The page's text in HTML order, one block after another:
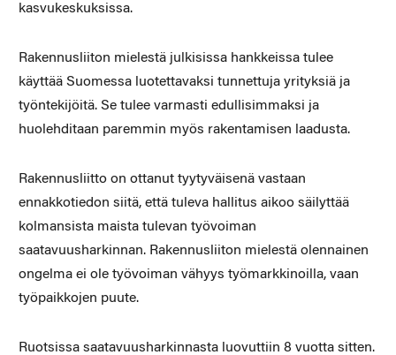
kasvukeskuksissa.
Rakennusliiton mielestä julkisissa hankkeissa tulee
käyttää Suomessa luotettavaksi tunnettuja yrityksiä ja
työntekijöitä. Se tulee varmasti edullisimmaksi ja
huolehditaan paremmin myös rakentamisen laadusta.
Rakennusliitto on ottanut tyytyväisenä vastaan
ennakkotiedon siitä, että tuleva hallitus aikoo säilyttää
kolmansista maista tulevan työvoiman
saatavuusharkinnan. Rakennusliiton mielestä olennainen
ongelma ei ole työvoiman vähyys työmarkkinoilla, vaan
työpaikkojen puute.
Ruotsissa saatavuusharkinnasta luovuttiin 8 vuotta sitten.